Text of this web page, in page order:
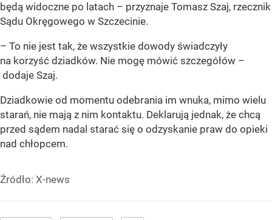
będą widoczne po latach – przyznaje Tomasz Szaj, rzecznik
Sądu Okręgowego w Szczecinie.
– To nie jest tak, że wszystkie dowody świadczyły
na korzyść dziadków. Nie mogę mówić szczegółów –
dodaje Szaj.
Dziadkowie od momentu odebrania im wnuka, mimo wielu
starań, nie mają z nim kontaktu. Deklarują jednak, że chcą
przed sądem nadal starać się o odzyskanie praw do opieki
nad chłopcem.
Źródło: X-news